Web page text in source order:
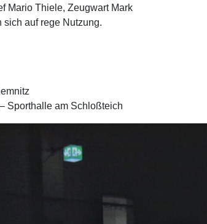
Mario Thiele, Zeugwart Mark
sich auf rege Nutzung.
Sporthalle am Schloßteich